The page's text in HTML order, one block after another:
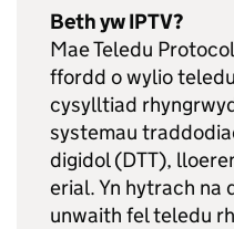
Beth yw IPTV?
Mae Teledu
ffordd o wylio
cysylltiad
systemau
digidol (DTT),
erial. Yn hytrach na
unwaith fel teledu